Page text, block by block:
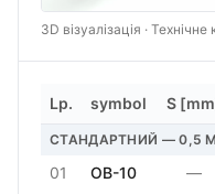
3D візуалізація ·
Lp. symbol S
СТАНДАРТНИЙ — 0,5
01 OB-10 —